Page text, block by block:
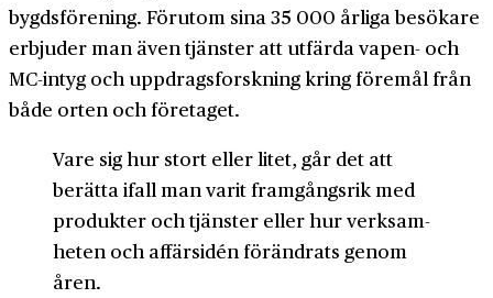
bygds­förening. Förutom sina 35 000 årliga besökare
erbjuder man även tjänster att utfärda vapen- och
MC-intyg och uppdrags­forskning kring föremål från
både orten och företaget.
Vare sig hur stort eller litet, går det att
berätta ifall man varit framgångsrik med
produkter och tjänster eller hur verksam­
heten och affärs­idén förändrats genom
åren.